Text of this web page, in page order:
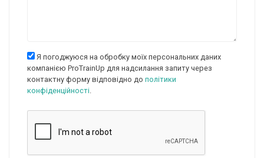
Я погоджуюся на обробку моїх персональних даних
компанією ProTrainUp для надсилання запиту через
контактну форму відповідно до політики
конфіденційності.